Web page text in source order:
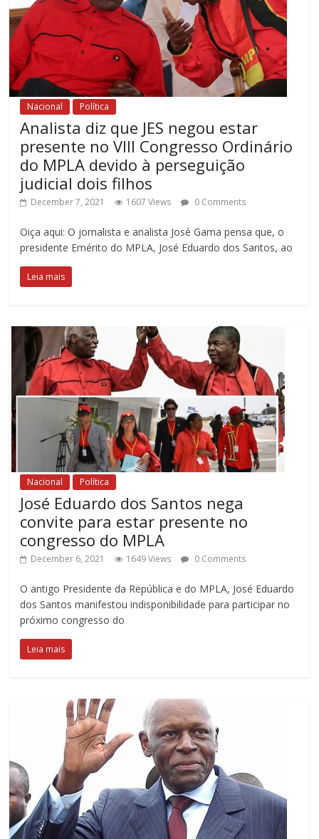
Nacional Política
Analista diz que JES negou estar
presente no VIII Congresso Ordinário
do MPLA devido à perseguição
judicial dois filhos
December 7, 2021 1607 Views 0 Comments
Oiça aqui: O jornalista e analista José Gama pensa que, o
presidente Emérito do MPLA, José Eduardo dos Santos, ao
Leia mais
Nacional Política
José Eduardo dos Santos nega
convite para estar presente no
congresso do MPLA
December 6, 2021 1649 Views 0 Comments
O antigo Presidente da República e do MPLA, José Eduardo
dos Santos manifestou indisponibilidade para participar no
próximo congresso do
Leia mais